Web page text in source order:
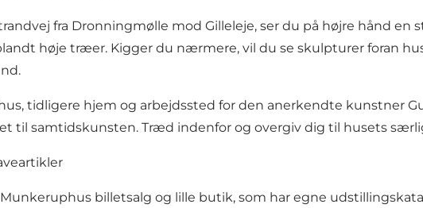
fra Dronningmølle mod Gilleleje, ser du på højre hånd
høje træer. Kigger du nærmere, vil du se skulpturer foran
tidligere hjem og arbejdssted for den anerkendte kunstner
til samtidskunsten. Træd indenfor og overgiv dig til husets
billetsalg og lille butik, som har egne